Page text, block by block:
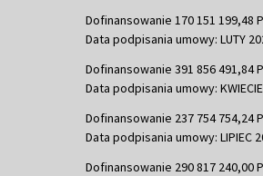
Dofinansowanie 170 151 199,48
Data podpisania umowy: LUTY
Dofinansowanie 391 856 491,84
Data podpisania umowy:
Dofinansowanie 237 754 754,24
Data podpisania umowy: LIPIEC
Dofinansowanie 290 817 240,00